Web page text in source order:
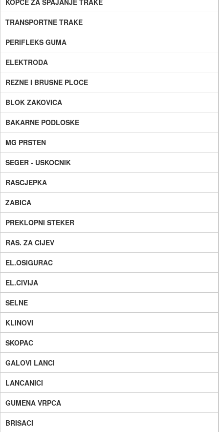
KOPCE ZA SPAJANJE TRAKE
TRANSPORTNE TRAKE
PERIFLEKS GUMA
ELEKTRODA
REZNE I BRUSNE PLOCE
BLOK ZAKOVICA
BAKARNE PODLOSKE
MG PRSTEN
SEGER - USKOCNIK
RASCJEPKA
ZABICA
PREKLOPNI STEKER
RAS. ZA CIJEV
EL.OSIGURAC
EL.CIVIJA
SELNE
KLINOVI
SKOPAC
GALOVI LANCI
LANCANICI
GUMENA VRPCA
BRISACI